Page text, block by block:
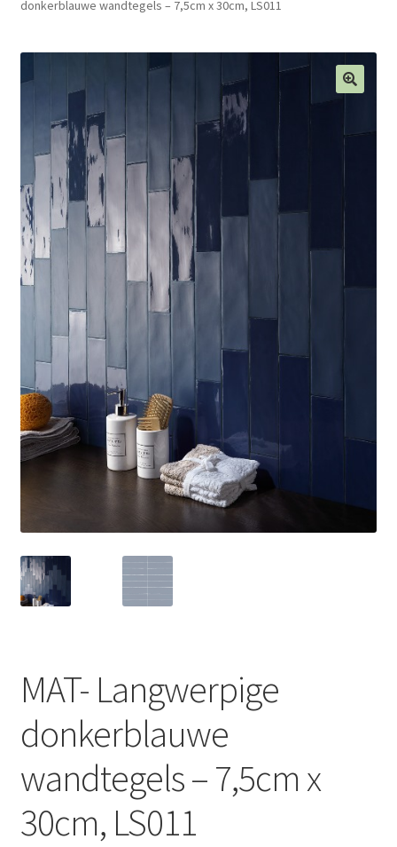
donkerblauwe wandtegels – 7,5cm x 30cm, LS011
MAT- Langwerpige
donkerblauwe
wandtegels – 7,5cm x
30cm, LS011